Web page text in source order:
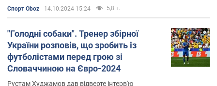
Спорт Oboz 14.10.2024 15:24 5,8 т.
"Голодні собаки". Тренер збірної
України розповів, що зробить із
футболістами перед грою зі
Словаччиною на Євро-2024
Рустам Худжамов дав відверте інтерв'ю